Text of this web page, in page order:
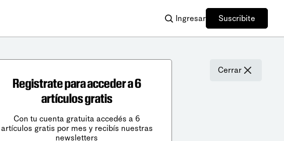
Ingresar Suscribite
Cerrar
Registrate para acceder a 6
artículos gratis
Con tu cuenta gratuita accedés a 6
artículos gratis por mes y recibís nuestras
newsletters